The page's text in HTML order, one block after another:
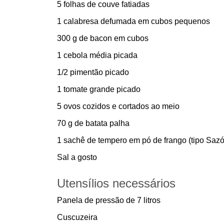
5 folhas de couve fatiadas
1 calabresa defumada em cubos pequenos
300 g de bacon em cubos
1 cebola média picada
1/2 pimentão picado
1 tomate grande picado
5 ovos cozidos e cortados ao meio
70 g de batata palha
1 sachê de tempero em pó de frango (tipo
Sal a gosto
Utensílios necessários
Panela de pressão de 7 litros
Cuscuzeira